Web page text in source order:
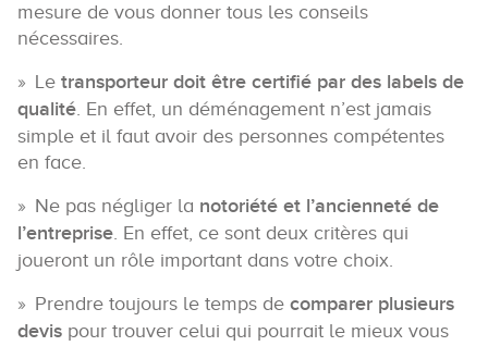
mesure de vous donner tous les conseils
nécessaires.
Le transporteur doit être certifié par des labels de
qualité. En effet, un déménagement n’est jamais
simple et il faut avoir des personnes compétentes
en face.
Ne pas négliger la notoriété et l’ancienneté de
l’entreprise. En effet, ce sont deux critères qui
joueront un rôle important dans votre choix.
Prendre toujours le temps de comparer plusieurs
devis pour trouver celui qui pourrait le mieux vous